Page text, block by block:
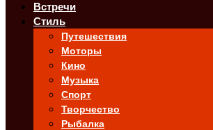
Встречи
Стиль
Путешествия
Моторы
Кино
Музыка
Спорт
Творчество
Рыбалка